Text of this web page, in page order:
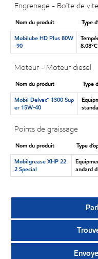
Engrenage - Boîte de
Nom du produit
Type
Mobilube HD Plus 80W
-90
8.08°C
Moteur - Moteur diesel
Nom du produit
Type
Mobil Delvac™ 1300 Sup
er 15W-40
Points de graissage
Nom du produit
Type
Mobilgrease XHP 22
2 Special
andard